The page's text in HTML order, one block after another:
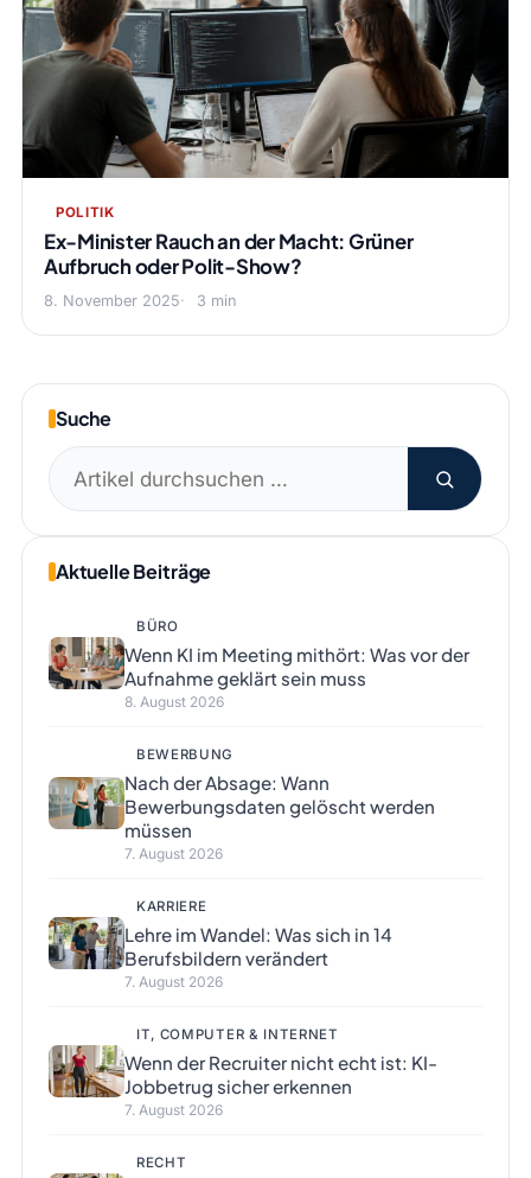
POLITIK
Ex-Minister Rauch an der Macht: Grüner
Aufbruch oder Polit-Show?
8. November 2025 3 min
Suche
Suchen
nach:
Aktuelle Beiträge
BÜRO
Wenn KI im Meeting mithört: Was vor der
Aufnahme geklärt sein muss
8. August 2026
BEWERBUNG
Nach der Absage: Wann
Bewerbungsdaten gelöscht werden
müssen
7. August 2026
KARRIERE
Lehre im Wandel: Was sich in 14
Berufsbildern verändert
7. August 2026
IT, COMPUTER & INTERNET
Wenn der Recruiter nicht echt ist: KI-
Jobbetrug sicher erkennen
7. August 2026
RECHT